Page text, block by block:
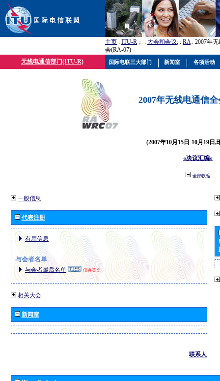
主页 : ITU-R ； : 大会和会议; : RA: 2007年
会(RA-07)
无线电通信部门(ITU-R)
2007年无线电通信
(2007年10月15日-10月19日,
«决议汇编»
全部收缩
一般信息
代表注册
有用信息
与会者名单
与会者最后名单 仅有英文
相关大会
新闻室
联系人
国际电联三大部门 新闻室 各项活动